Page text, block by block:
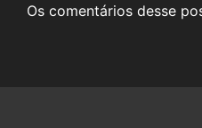
Os comentários desse